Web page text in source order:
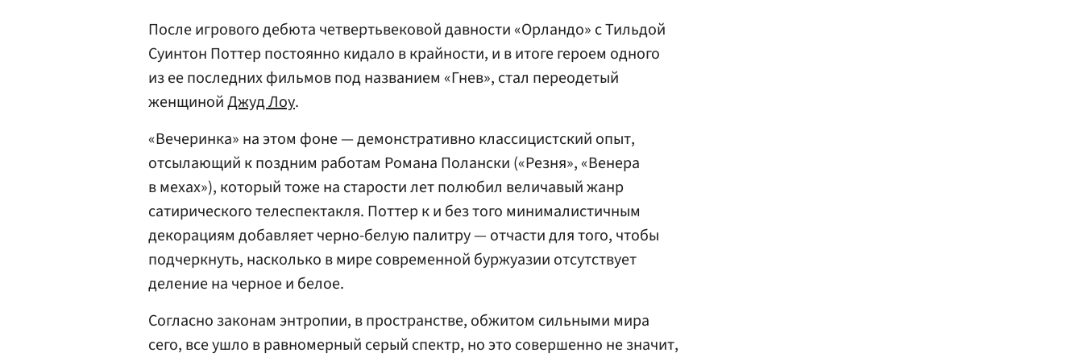
После игрового дебюта четвертьвековой давности «Орландо» с Тильдой
Суинтон Поттер постоянно кидало в крайности, и в итоге героем одного
из ее последних фильмов под названием «Гнев», стал переодетый
женщинойДжуд Лоу.
«Вечеринка» на этом фоне — демонстративно классицистский опыт,
отсылающий к поздним работам Романа Полански («Резня», «Венера
в мехах»), который тоже на старости лет полюбил величавый жанр
сатирического телеспектакля. Поттер к и без того минималистичным
декорациям добавляет черно-белую палитру — отчасти для того, чтобы
подчеркнуть, насколько в мире современной буржуазии отсутствует
деление на черное и белое.
Согласно законам энтропии, в пространстве, обжитом сильными мира
сего, все ушло в равномерный серый спектр, но это совершенно не значит,